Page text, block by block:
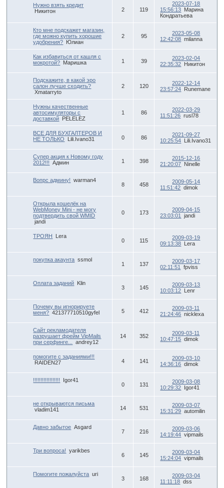
Нужно взять кредит
Никитон
2 119
2023-07-18
15:56:13 Марина
Кондратьева
Кто мне подскажет магазин,
где можно купить хорошие
удобрения?
Юлиан
2 95
2023-05-08
12:42:08 milanna
Как избавиться от кашля с
мокротой? Маришка 1 39
2023-02-04
22:35:32
Никитон
Подскажите, в какой эро
салон лучше сходить?
Xmatarryto
2 120
2022-12-14
23:57:24
Runemane
Нужны качественные
автосимуляторы с
доставкой
PELELEZ
1 86
2022-03-29
11:51:26 rusl78
ВСЕ ДЛЯ БУХГАЛТЕРОВ И
НЕ ТОЛЬКО
Lili.Ivano31 0 86
2021-09-27
10:25:54
Lili.Ivano31
Супер акция к Новому году
2012!!!
Админ 1 398
2015-12-16
21:20:07 Ninelle
Вопрс админу! warman4
8 458
2009-05-14
11:51:42 dimok
Открыла кошелёк на
WebMoney Mini - не могу
подтвердить свой WMID
jandi
0 173
2009-04-15
23:03:01
jandi
ТРОЯН Lera
0 115
2009-03-19
09:13:38
Lera
покупка акаунта ssmol
1 137
2009-03-17
02:11:51
fpviss
Оплата заданий Klin
3 145
2009-03-13
10:03:12
Lenr
Почему вы игнорируете
меня? 421377710510gyfel 5 412
2009-03-11
21:24:46 nicklexa
Сайт рекламодателя
разрушает фрейм VipMails
при серфинге...
andrey12
14 352
2009-03-11
10:47:15 dimok
помогите с заданиями!!!
RAIDEN27
4 141
2009-03-10
14:36:16 dimok
!!!!!!!!!!!!!!!!!! Igor41
0 131
2009-03-08
10:29:32
Igor41
не открываются письма
vladim141
14 531
2009-03-07
15:31:29 automilin
Давно забытое Asgard
7 216
2009-03-06
14:19:44 vipmails
Три вопроса! yarikbes
6 145
2009-03-04
15:24:04 vipmails
Помогите пожалуйста uri
3 168
2009-03-04
11:11:18 dss